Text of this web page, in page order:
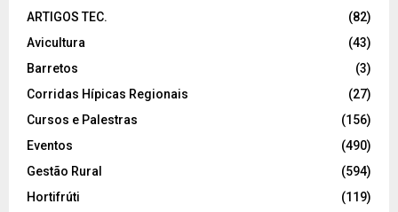
ARTIGOS TEC.
(82)
Avicultura
(43)
Barretos
(3)
Corridas Hípicas Regionais
(27)
Cursos e Palestras
(156)
Eventos
(490)
Gestão Rural
(594)
Hortifrúti
(119)